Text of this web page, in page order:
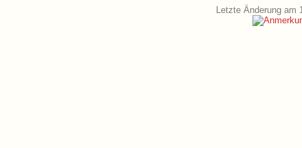
Letzte Änderung am